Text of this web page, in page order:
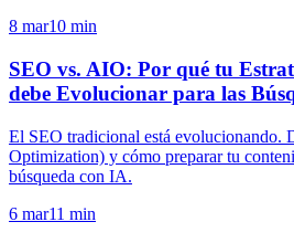
8 mar10 min
SEO vs. AIO: Por qué tu
debe Evolucionar para las
El SEO tradicional está evolucionando.
Optimization) y cómo preparar tu
búsqueda con IA.
6 mar11 min